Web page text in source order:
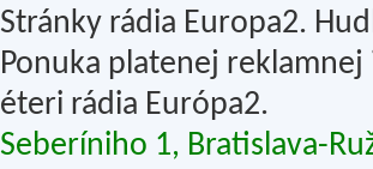
Stránky rádia Europa2.
Ponuka platenej
éteri rádia Európa2.
Seberíniho 1, Bratislava-